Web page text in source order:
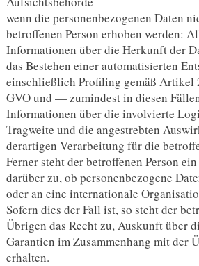
wenn die personenbezogenen Daten
betroffenen Person erhoben werden:
Informationen über die Herkunft der
das Bestehen einer automatisierten
einschließlich Profiling gemäß Artikel
GVO und — zumindest in diesen
Informationen über die involvierte
Tragweite und die angestrebten
derartigen Verarbeitung für die
Ferner steht der betroffenen Person
darüber zu, ob personenbezogene
oder an eine internationale
Sofern dies der Fall ist, so steht der
Übrigen das Recht zu, Auskunft über
Garantien im Zusammenhang mit der
erhalten.